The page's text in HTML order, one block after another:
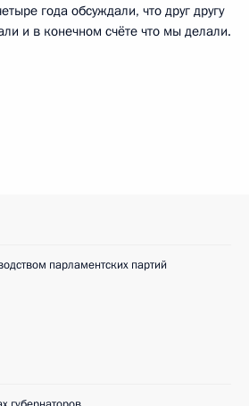
года обсуждали, что друг другу
и в конечном счёте что мы делали.
парламентских партий